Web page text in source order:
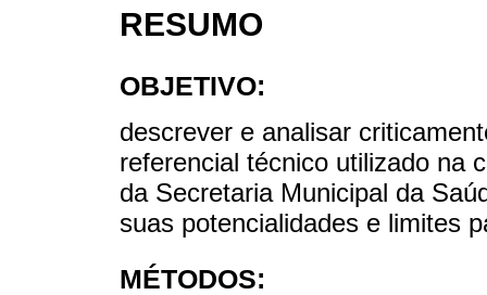
RESUMO
OBJETIVO:
descrever e analisar
referencial técnico utilizado na
da Secretaria Municipal da
suas potencialidades e limites
MÉTODOS: